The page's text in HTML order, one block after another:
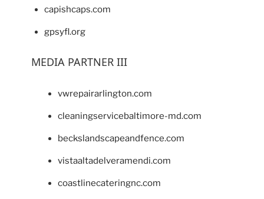
capishcaps.com
gpsyfl.org
MEDIA PARTNER III
vwrepairarlington.com
cleaningservicebaltimore-md.com
beckslandscapeandfence.com
vistaaltadelveramendi.com
coastlinecateringnc.com